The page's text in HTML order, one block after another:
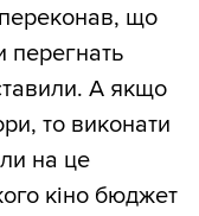
переконав, що
перегнать
А якщо
то виконати
на це
кіно бюджет